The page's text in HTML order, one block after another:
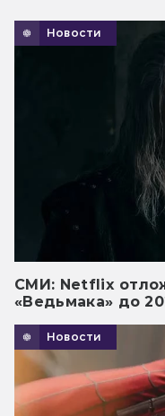
Новости
СМИ: Netflix
«Ведьмака» до
Новости